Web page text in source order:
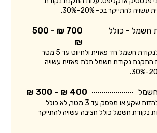
להתייקר בכ- 20%-30%.
חשמל - כולל
700 ₪ - 500
₪
המחיר מתייחס לנקודת חשמל חד פאזית ולחיווט עד 5 מטר
התקנת נקודת חשמל תלת פאזית עשויה
400 ₪ - 300 ₪
המחיר מתייחס להזזת שקע או מפסק עד 3 מטר, לא כולל
נקודת חשמל כולל חציבה עשויה להתייקר